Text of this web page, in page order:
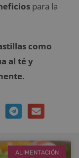
para la
como
al té y
ALIMENTACIÓN